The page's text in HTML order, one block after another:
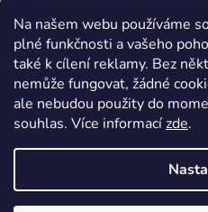
Na našem webu používáme
plné funkčnosti a vašeho
také k cílení reklamy. Bez
nemůže fungovat, žádné
ale nebudou použity do
souhlas. Více informacízde.
Partnerská